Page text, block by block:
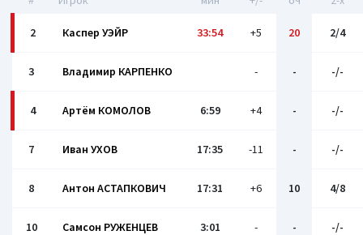
2 Каспер УЭЙР 33:54 +5 20 2/4
3 Владимир КАРПЕНКО - - -/-
4 Артём КОМОЛОВ 6:59 +4 - -/-
7 Иван УХОВ 17:35 -11 - -/-
8 Антон АСТАПКОВИЧ 17:31 +6 10 4/8
10 Самсон РУЖЕНЦЕВ 3:01 - - -/-